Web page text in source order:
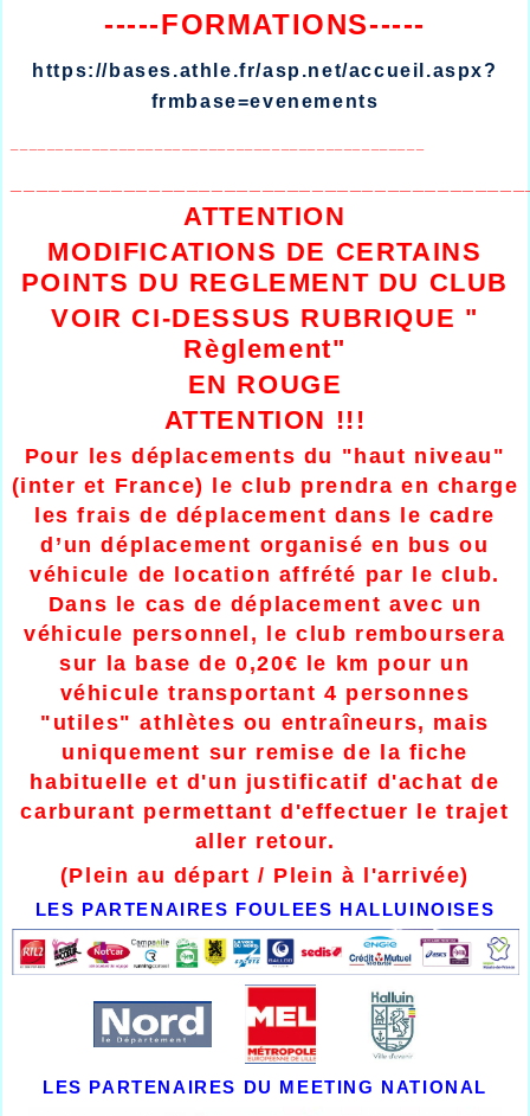
-----FORMATIONS-----
https://bases.athle.fr/asp.net/accueil.aspx?
frmbase=evenements
ATTENTION
MODIFICATIONS DE CERTAINS
POINTS DU REGLEMENT DU CLUB
VOIR CI-DESSUS RUBRIQUE "
Règlement"
EN ROUGE
ATTENTION !!!
Pour les déplacements du "haut niveau"
(inter et France) le club prendra en charge
les frais de déplacement dans le cadre
d’un déplacement organisé en bus ou
véhicule de location affrété par le club.
Dans le cas de déplacement avec un
véhicule personnel, le club remboursera
sur la base de 0,20€ le km pour un
véhicule transportant 4 personnes
"utiles" athlètes ou entraîneurs, mais
uniquement sur remise de la fiche
habituelle et d'un justificatif d'achat de
carburant permettant d'effectuer le trajet
aller retour.
(Plein au départ / Plein à l'arrivée)
LES PARTENAIRES FOULEES HALLUINOISES
LES PARTENAIRES DU MEETING NATIONAL